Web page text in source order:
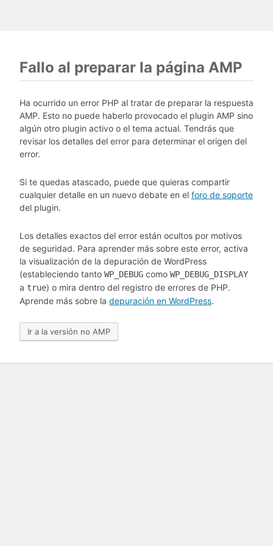
Fallo al preparar la página AMP
Ha ocurrido un error PHP al tratar de preparar la respuesta
AMP. Esto no puede haberlo provocado el plugin AMP sino
algún otro plugin activo o el tema actual. Tendrás que
revisar los detalles del error para determinar el origen del
error.
Si te quedas atascado, puede que quieras compartir
cualquier detalle en un nuevo debate en el foro de soporte
del plugin.
Los detalles exactos del error están ocultos por motivos
de seguridad. Para aprender más sobre este error, activa
la visualización de la depuración de WordPress
(estableciendo tanto WP_DEBUG como WP_DEBUG_DISPLAY
a true) o mira dentro del registro de errores de PHP.
Aprende más sobre la depuración en WordPress.
Ir a la versión no AMP